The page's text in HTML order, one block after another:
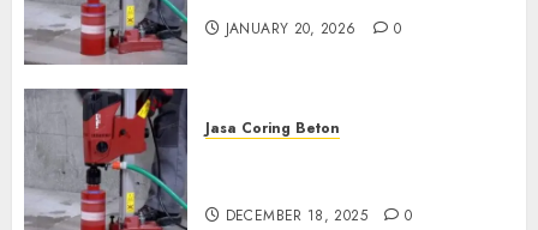
JANUARY 20, 2026 0
Jasa Coring Beton
DECEMBER 18, 2025 0